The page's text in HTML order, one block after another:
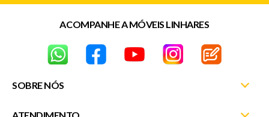
SOBRE NÓS
ATENDIMENTO
ACOMPANHE A MÓVEIS LINHARES